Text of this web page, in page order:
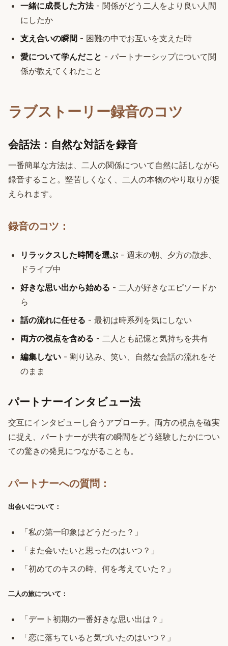
一緒に成長した方法- 関係がどう二人をより良い人間
にしたか
支え合いの瞬間 - 困難の中でお互いを支えた時
愛について学んだこと - パートナーシップについて関
係が教えてくれたこと
ラブストーリー録音のコツ
会話法：自然な対話を録音
一番簡単な方法は、二人の関係について自然に話しながら
録音すること。堅苦しくなく、二人の本物のやり取りが捉
えられます。
録音のコツ：
リラックスした時間を選ぶ - 週末の朝、夕方の散歩、
ドライブ中
好きな思い出から始める - 二人が好きなエピソードか
ら
話の流れに任せる - 最初は時系列を気にしない
両方の視点を含める - 二人とも記憶と気持ちを共有
編集しない - 割り込み、笑い、自然な会話の流れをそ
のまま
パートナーインタビュー法
交互にインタビューし合うアプローチ。両方の視点を確実
に捉え、パートナーが共有の瞬間をどう経験したかについ
ての驚きの発見につながることも。
パートナーへの質問：
出会いについて：
「私の第一印象はどうだった？」
「また会いたいと思ったのはいつ？」
「初めてのキスの時、何を考えていた？」
二人の旅について：
「デート初期の一番好きな思い出は？」
「恋に落ちていると気づいたのはいつ？」